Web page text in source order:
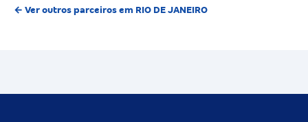
← Ver outros parceiros em RIO DE JANEIRO